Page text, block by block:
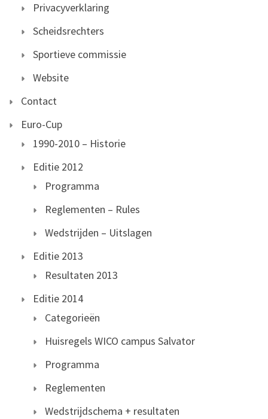
Privacyverklaring
Scheidsrechters
Sportieve commissie
Website
Contact
Euro-Cup
1990-2010 – Historie
Editie 2012
Programma
Reglementen – Rules
Wedstrijden – Uitslagen
Editie 2013
Resultaten 2013
Editie 2014
Categorieën
Huisregels WICO campus Salvator
Programma
Reglementen
Wedstrijdschema + resultaten